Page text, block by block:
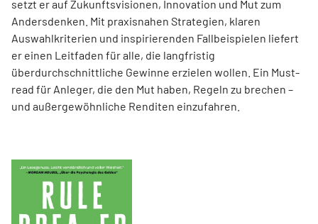
setzt er auf Zukunftsvisionen, Innovation und Mut zum
Andersdenken. Mit praxisnahen Strategien, klaren
Auswahlkriterien und inspirierenden Fallbeispielen liefert
er einen Leit­faden für alle, die langfristig
überdurchschnittliche Gewinne erzielen wollen. Ein Must-
read für Anleger, die den Mut haben, Regeln zu brechen –
und außergewöhnliche Renditen einzufahren.